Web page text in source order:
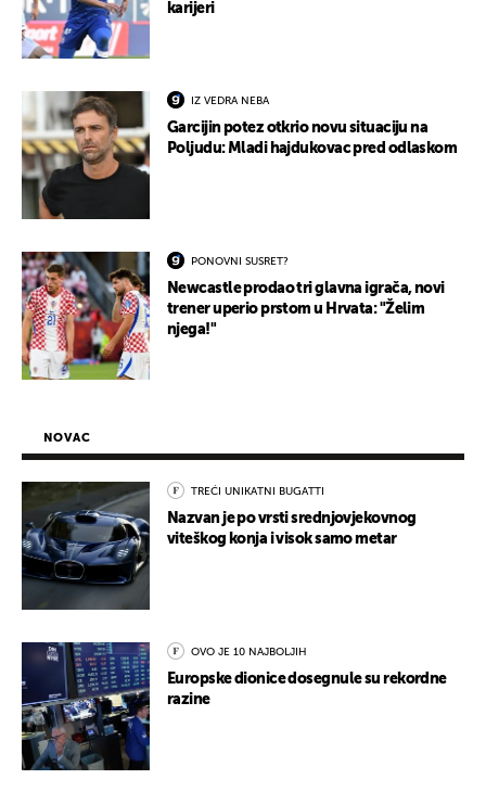
karijeri
IZ VEDRA NEBA
Garcijin potez otkrio novu situaciju na
Poljudu: Mladi hajdukovac pred odlaskom
PONOVNI SUSRET?
Newcastle prodao tri glavna igrača, novi
trener uperio prstom u Hrvata: "Želim
njega!"
NOVAC
TREĆI UNIKATNI BUGATTI
Nazvan je po vrsti srednjovjekovnog
viteškog konja i visok samo metar
OVO JE 10 NAJBOLJIH
Europske dionice dosegnule su rekordne
razine